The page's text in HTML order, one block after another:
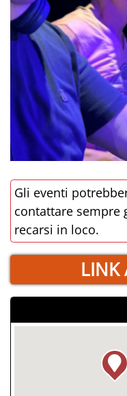
Gli eventi
contattare sempre
recarsi in loco.
LINK